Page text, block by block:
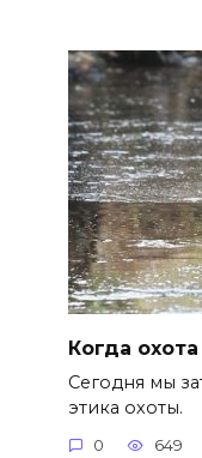
Когда
Сегодня мы
этика охоты.
0 649